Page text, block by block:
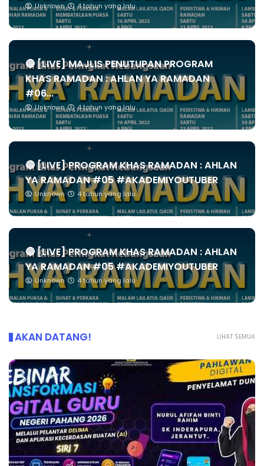
Unknown 4 tahun yang lalu
🔴 [LIVE] MAJLIS PENUTUPAN PROGRAM
KHAS RAMADAN : AHLAN YA RAMADAN
#06...
Unknown 4 tahun yang lalu
🔴 [LIVE] PROGRAM KHAS RAMADAN : AHLAN
YA RAMADAN #05 #AKADEMIYOUTUBER
Unknown 4 tahun yang lalu
🔴 [LIVE] PROGRAM KHAS RAMADAN : AHLAN
YA RAMADAN #05 #AKADEMIYOUTUBER
Unknown 4 tahun yang lalu
LIHAT SEMUA
AKAN DATANG!